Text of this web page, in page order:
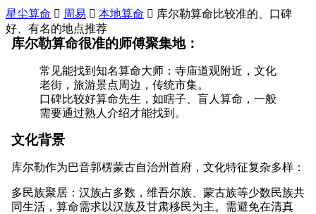
星尘算命  周易  本地算命  库尔勒算命比较准的、口碑
好、有名的地点推荐
库尔勒算命很准的师傅聚集地：
常见能找到知名算命大师：寺庙道观附近，文化
老街，旅游景点周边，传统市集。
口碑比较好算命先生，如瞎子、盲人算命，一般
需要通过熟人介绍才能找到。
文化背景
库尔勒作为巴音郭楞蒙古自治州首府，文化特征复杂多样：
多民族聚居：汉族占多数，维吾尔族、蒙古族等少数民族共
同生活，算命需求以汉族及甘肃移民为主。需避免在清真